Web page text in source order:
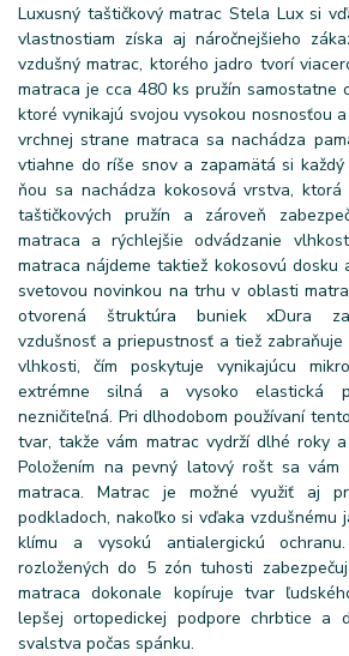
Luxusný taštičkový matrac Stela Lux si
vlastnostiam získa aj náročnejšieho
vzdušný matrac, ktorého jadro tvorí
matraca je cca 480 ks pružín samostatne
ktoré vynikajú svojou vysokou nosnosťou
vrchnej strane matraca sa nachádza
vtiahne do ríše snov a zapamätá si
ňou sa nachádza kokosová vrstva, ktorá
taštičkových pružín a zároveň
matraca a rýchlejšie odvádzanie
matraca nájdeme taktiež kokosovú dosku
svetovou novinkou na trhu v oblasti
otvorená štruktúra buniek xDura
vzdušnosť a priepustnosť a tiež
vlhkosti, čím poskytuje vynikajúcu
extrémne silná a vysoko elastická
nezničiteľná. Pri dlhodobom používaní
tvar, takže vám matrac vydrží dlhé roky
Položením na pevný latový rošt sa vám
matraca. Matrac je možné využiť aj
podkladoch, nakoľko si vďaka vzdušnému
klímu a vysokú antialergickú
rozložených do 5 zón tuhosti
matraca dokonale kopíruje tvar
lepšej ortopedickej podpore chrbtice a
svalstva počas spánku.